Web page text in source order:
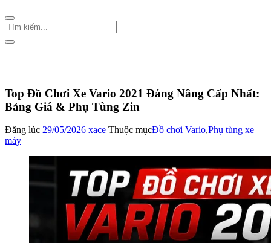
Top Đồ Chơi Xe Vario 2021 Đáng Nâng Cấp Nhất:
Bảng Giá & Phụ Tùng Zin
Đăng lúc 29/05/2026 xace Thuộc mụcĐồ chơi Vario,Phụ tùng xe
máy